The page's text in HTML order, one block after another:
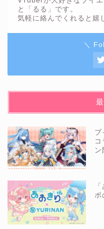
と「るる」です。
気軽に絡んでくれると嬉
＼
ブ
ン
ボ